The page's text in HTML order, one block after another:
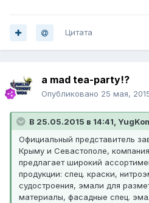
Цитата
a mad tea-party!?
Опубликовано 25 мая,
В 25.05.2015 в 14:41,
Официальный представитель
Крыму и Севастополе,
предлагает широкий
продукции: спец. краски,
судостроения, эмали для
материалы, фасадные спец.